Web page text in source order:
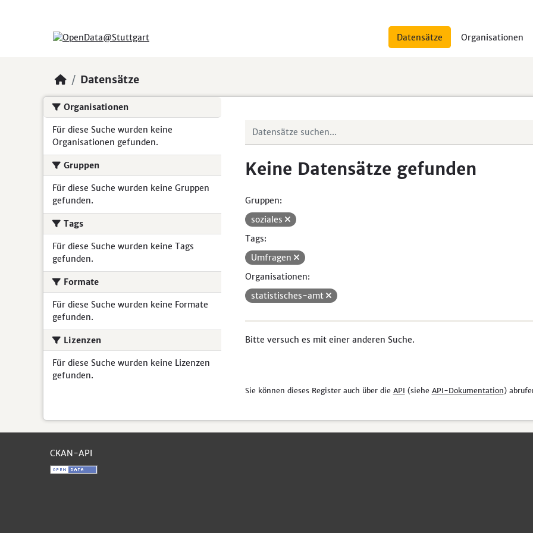
Datensätze Organisationen
Datensätze
Organisationen
Für diese Suche wurden keine
Organisationen gefunden.
Gruppen
Für diese Suche wurden keine Gruppen
gefunden.
Tags
Für diese Suche wurden keine Tags
gefunden.
Formate
Für diese Suche wurden keine Formate
gefunden.
Lizenzen
Für diese Suche wurden keine Lizenzen
gefunden.
Keine Datensätze gefunden
Gruppen:
soziales
Tags:
Umfragen
Organisationen:
statistisches-amt
Bitte versuch es mit einer anderen Suche.
Sie können dieses Register auch über die API (siehe API-Dokumentation)
CKAN-API